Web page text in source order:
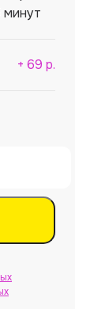
минут
+ 69 р.